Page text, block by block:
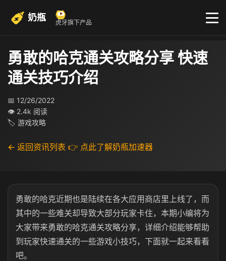
奶瓶 虎牙旗下产品
勇敢的哈克通关攻略分享 快速
通关技巧介绍
📅 12/26/2022
👁 2.4k 阅读
🏷 游戏攻略
← 返回资讯列表 👉 点此了解奶瓶加速器
勇敢的哈克近期也是陆续在各大应用商店里上线了，而
其中的一些难关却导致大部分玩家卡住，本期小编将为
大家带来勇敢的哈克通关攻略分享，详细介绍能够帮助
到玩家快速通关的一些游戏小技巧，下面就一起来看看
吧。